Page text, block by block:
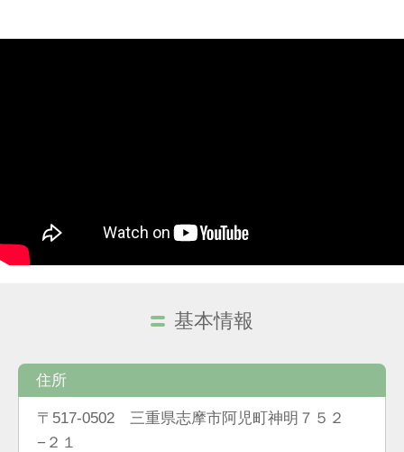
基本情報
住所
〒517-0502 三重県志摩市阿児町神明７５２
−２１